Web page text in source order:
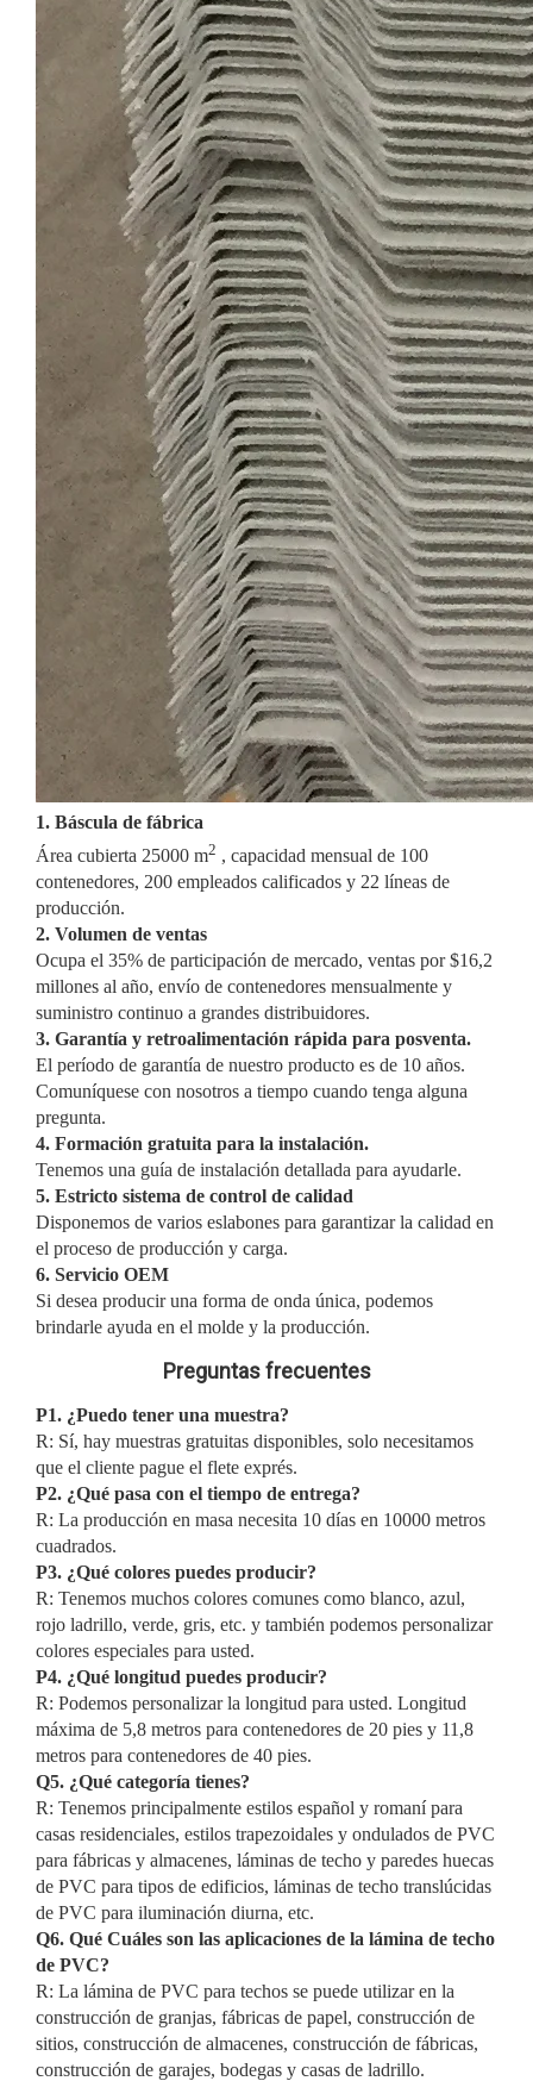
1. Báscula de fábrica
Área cubierta 25000 m2 , capacidad mensual de 100
contenedores, 200 empleados calificados y 22 líneas de
producción.
2. Volumen de ventas
Ocupa el 35% de participación de mercado, ventas por $16,2
millones al año, envío de contenedores mensualmente y
suministro continuo a grandes distribuidores.
3. Garantía y retroalimentación rápida para posventa.
El período de garantía de nuestro producto es de 10 años.
Comuníquese con nosotros a tiempo cuando tenga alguna
pregunta.
4. Formación gratuita para la instalación.
Tenemos una guía de instalación detallada para ayudarle.
5. Estricto sistema de control de calidad
Disponemos de varios eslabones para garantizar la calidad en
el proceso de producción y carga.
6. Servicio OEM
Si desea producir una forma de onda única, podemos
brindarle ayuda en el molde y la producción.
Preguntas frecuentes
P1. ¿Puedo tener una muestra?
R: Sí, hay muestras gratuitas disponibles, solo necesitamos
que el cliente pague el flete exprés.
P2. ¿Qué pasa con el tiempo de entrega?
R: La producción en masa necesita 10 días en 10000 metros
cuadrados.
P3. ¿Qué colores puedes producir?
R: Tenemos muchos colores comunes como blanco, azul,
rojo ladrillo, verde, gris, etc. y también podemos personalizar
colores especiales para usted.
P4. ¿Qué longitud puedes producir?
R: Podemos personalizar la longitud para usted. Longitud
máxima de 5,8 metros para contenedores de 20 pies y 11,8
metros para contenedores de 40 pies.
Q5. ¿Qué categoría tienes?
R: Tenemos principalmente estilos español y romaní para
casas residenciales, estilos trapezoidales y ondulados de PVC
para fábricas y almacenes, láminas de techo y paredes huecas
de PVC para tipos de edificios, láminas de techo translúcidas
de PVC para iluminación diurna, etc.
Q6. Qué Cuáles son las aplicaciones de la lámina de techo
de PVC?
R: La lámina de PVC para techos se puede utilizar en la
construcción de granjas, fábricas de papel, construcción de
sitios, construcción de almacenes, construcción de fábricas,
construcción de garajes, bodegas y casas de ladrillo.